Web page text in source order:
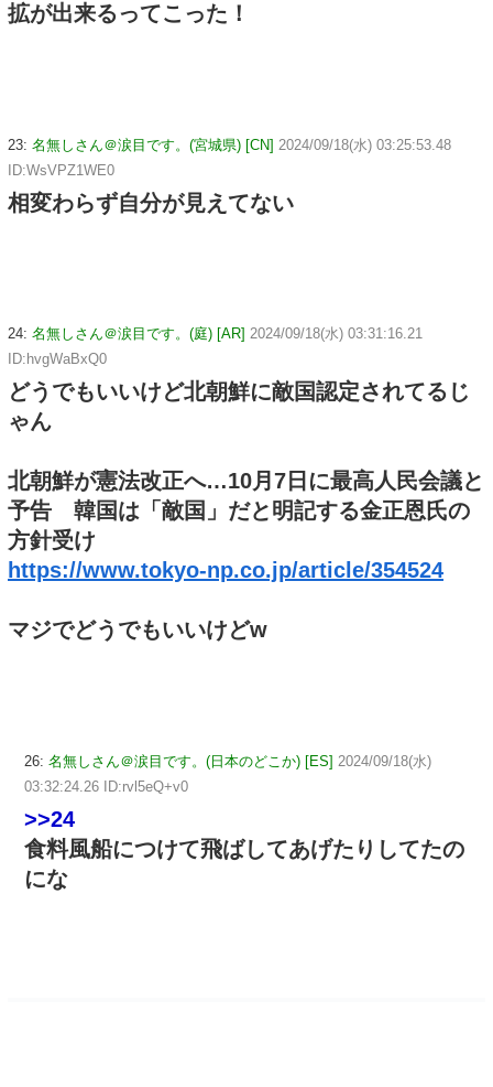
拡が出来るってこった！
23: 名無しさん＠涙目です。(宮城県) [CN] 2024/09/18(水) 03:25:53.48
ID:WsVPZ1WE0
相変わらず自分が見えてない
24: 名無しさん＠涙目です。(庭) [AR] 2024/09/18(水) 03:31:16.21
ID:hvgWaBxQ0
どうでもいいけど北朝鮮に敵国認定されてるじ
ゃん
北朝鮮が憲法改正へ…10月7日に最高人民会議と
予告 韓国は「敵国」だと明記する金正恩氏の
方針受け
https://www.tokyo-np.co.jp/article/354524
マジでどうでもいいけどw
26: 名無しさん＠涙目です。(日本のどこか) [ES] 2024/09/18(水)
03:32:24.26 ID:rvl5eQ+v0
>>24
食料風船につけて飛ばしてあげたりしてたの
にな